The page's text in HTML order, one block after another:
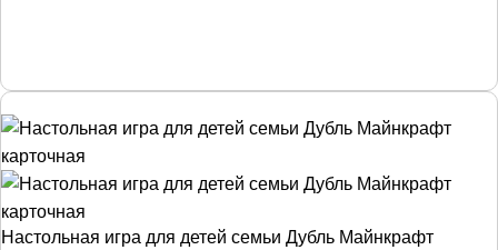
Настольная игра для детей семьи Дубль Майнкрафт